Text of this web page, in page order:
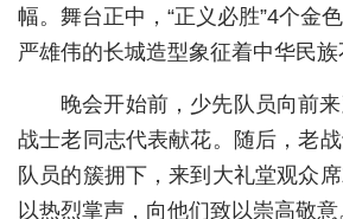
房产
创意
文化
幅。舞台正中，“正义必胜”4个金
严雄伟的长城造型象征着中华民族
晚会开始前，少先队员向前
战士老同志代表献花。随后，老
队员的簇拥下，来到大礼堂观众
以热烈掌声，向他们致以崇高敬意